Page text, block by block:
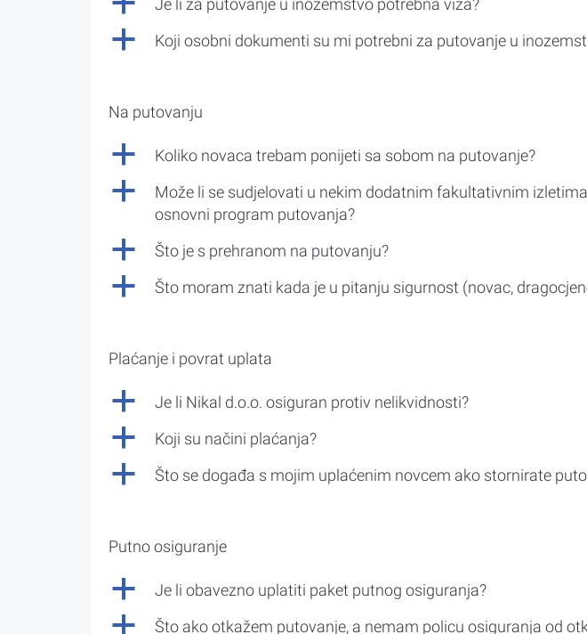
Je li za putovanje u inozemstvo potrebna viza?
a Koji osobni dokumenti su mi potrebni za putovanje u
Na putovanju
a Koliko novaca trebam ponijeti sa sobom na putovanje?
a
Može li se sudjelovati u nekim dodatnim fakultativnim
osnovni program putovanja?
a Što je s prehranom na putovanju?
a Što moram znati kada je u pitanju sigurnost (novac,
Plaćanje i povrat uplata
a Je li Nikal d.o.o. osiguran protiv nelikvidnosti?
a Koji su načini plaćanja?
a Što se događa s mojim uplaćenim novcem ako stornirate
Putno osiguranje
a Je li obavezno uplatiti paket putnog osiguranja?
a Što ako otkažem putovanje, a nemam policu osiguranja od